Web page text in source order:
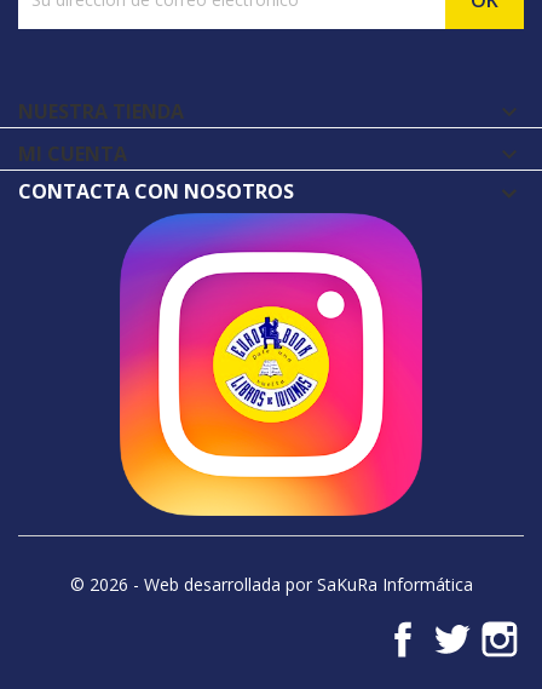
NUESTRA TIENDA 
MI CUENTA 
CONTACTA CON NOSOTROS
© 2026 - Web desarrollada por SaKuRa Informática